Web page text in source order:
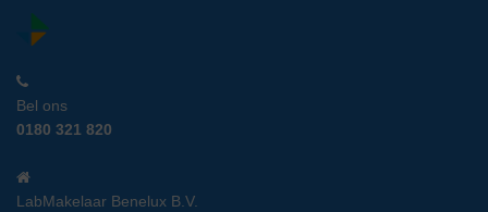
Bel ons
0180 321 820
LabMakelaar Benelux B.V.